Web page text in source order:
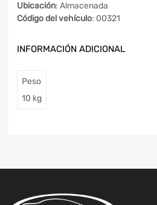
Ubicación: Almacenada
Código del vehículo: 00321
INFORMACIÓN ADICIONAL
Peso
10 kg